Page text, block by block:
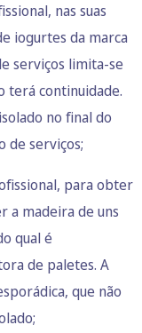
nas suas
iogurtes da marca
serviços limita-se
terá continuidade.
no final do
de serviços;
para obter
a madeira de uns
qual é
de paletes. A
que não